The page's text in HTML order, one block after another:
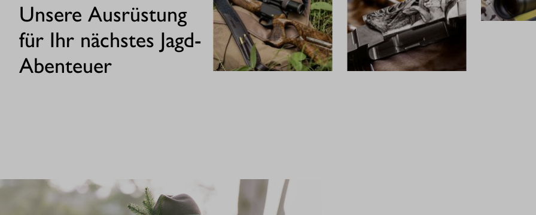
Unsere Ausrüstung
für Ihr nächstes Jagd-
Abenteuer